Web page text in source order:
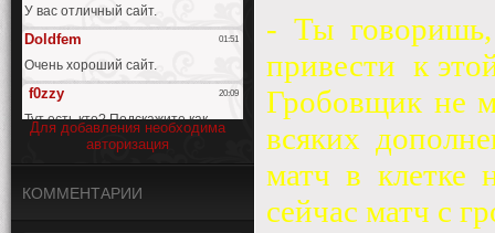
Для добавления необходима
авторизация
КОММЕНТАРИИ
- Ты
привести к
Гробовщик не
всяких
матч в клетке
сейчас матч с